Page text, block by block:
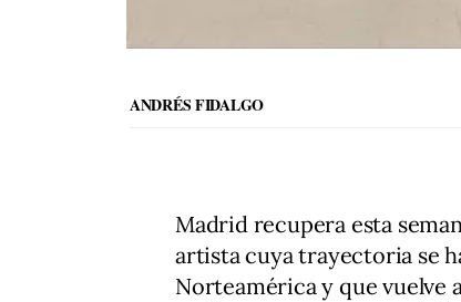
ANDRÉS FIDALGO
Madrid recupera esta
artista cuya trayectoria se
Norteamérica y que vuelve